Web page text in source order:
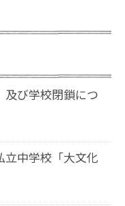
び学校閉鎖につ
中学校「大文化